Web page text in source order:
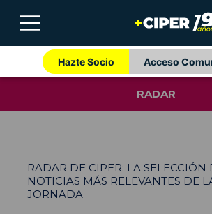
Hazte Socio Acceso
RADAR
RADAR DE CIPER: LA SELECCIÓN
NOTICIAS MÁS RELEVANTES DE
JORNADA